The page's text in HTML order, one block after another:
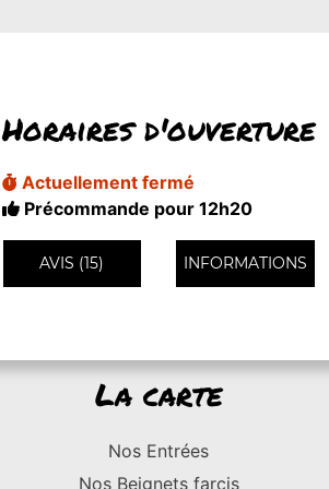
Horaires d'ouverture
Actuellement fermé
Précommande pour 12h20
AVIS (15) INFORMATIONS
La carte
Nos Entrées
Nos Beignets farcis